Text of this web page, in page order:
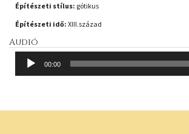
Építészeti stílus: gótikus
Építészeti idő: XIII.század
Audió
lejátszó
00:00